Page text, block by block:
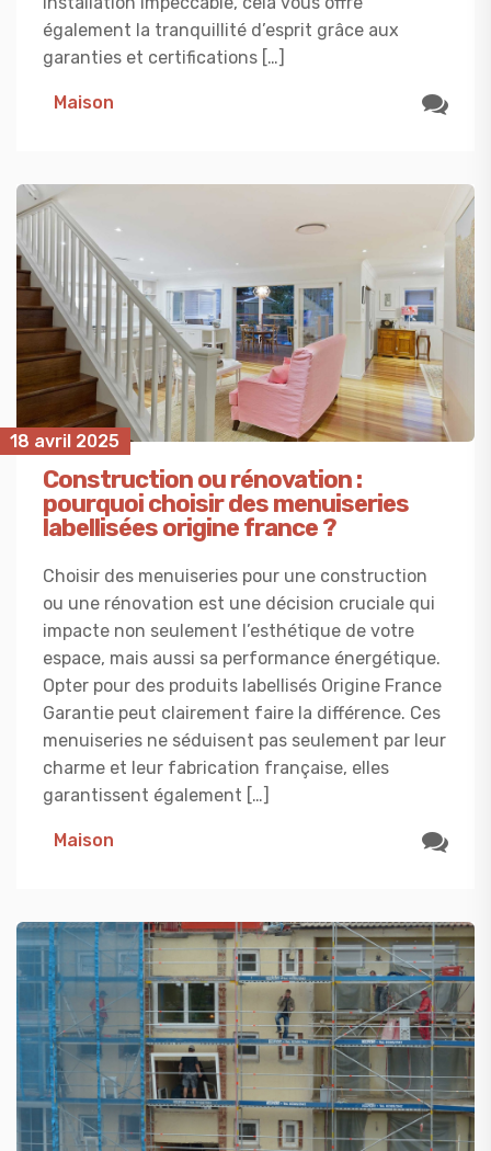
également la tranquillité d’esprit grâce aux
garanties et certifications […]
Maison
18 avril 2025
Construction ou rénovation :
pourquoi choisir des menuiseries
labellisées origine france ?
Choisir des menuiseries pour une construction
ou une rénovation est une décision cruciale qui
impacte non seulement l’esthétique de votre
espace, mais aussi sa performance énergétique.
Opter pour des produits labellisés Origine France
Garantie peut clairement faire la différence. Ces
menuiseries ne séduisent pas seulement par leur
charme et leur fabrication française, elles
garantissent également […]
Maison